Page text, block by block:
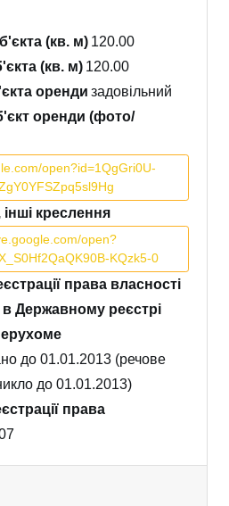
(кв. м) 120.00
(кв. м) 120.00
оренди задовільний
оренди (фото/
open?id=1QgGri0U-
креслення
open?
KQzk5-0
права власності
Державному реєстрі
до 01.01.2013 (речове
до 01.01.2013)
права